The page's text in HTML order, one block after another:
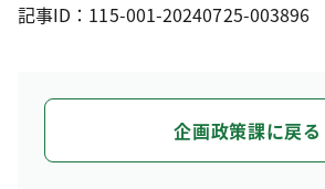
記事ID：115-001-20240725-003896
企画政策課に戻る